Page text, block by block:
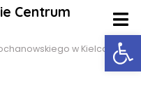
Centrum
w Kielcach